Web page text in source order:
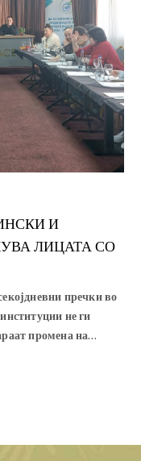
И
ЛИЦАТА СО
пречки во
не ги
промена на…